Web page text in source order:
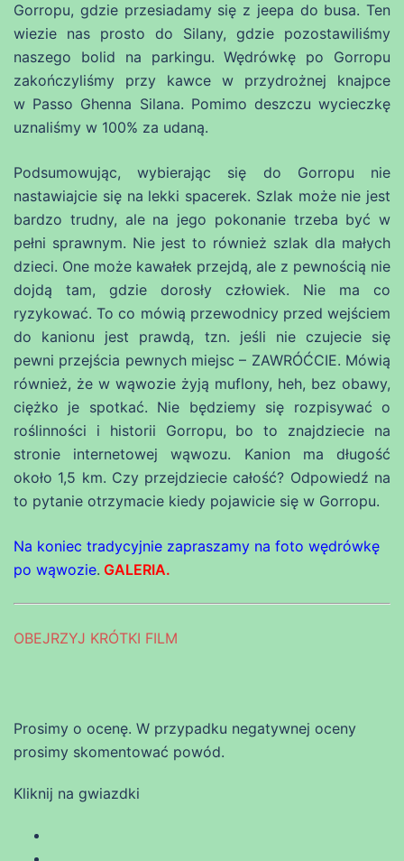
Gorropu, gdzie przesiadamy się z jeepa do busa. Ten
wiezie nas prosto do Silany, gdzie pozostawiliśmy
naszego bolid na parkingu. Wędrówkę po Gorropu
zakończyliśmy przy kawce w przydrożnej knajpce
w Passo Ghenna Silana. Pomimo deszczu wycieczkę
uznaliśmy w 100% za udaną.
Podsumowując, wybierając się do Gorropu nie
nastawiajcie się na lekki spacerek. Szlak może nie jest
bardzo trudny, ale na jego pokonanie trzeba być w
pełni sprawnym. Nie jest to również szlak dla małych
dzieci. One może kawałek przejdą, ale z pewnością nie
dojdą tam, gdzie dorosły człowiek. Nie ma co
ryzykować. To co mówią przewodnicy przed wejściem
do kanionu jest prawdą, tzn. jeśli nie czujecie się
pewni przejścia pewnych miejsc – ZAWRÓĆCIE. Mówią
również, że w wąwozie żyją muflony, heh, bez obawy,
ciężko je spotkać. Nie będziemy się rozpisywać o
roślinności i historii Gorropu, bo to znajdziecie na
stronie internetowej wąwozu. Kanion ma długość
około 1,5 km. Czy przejdziecie całość? Odpowiedź na
to pytanie otrzymacie kiedy pojawicie się w Gorropu.
Na koniec tradycyjnie zapraszamy na foto wędrówkę
po wąwozie. GALERIA.
OBEJRZYJ KRÓTKI FILM
Prosimy o ocenę. W przypadku negatywnej oceny
prosimy skomentować powód.
Kliknij na gwiazdki